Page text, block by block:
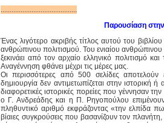
..........................................
Παρουσίαση
Ένας λιγότερο ακριβής τίτλος αυτού του
ανθρώπινου πολιτισμού. Του ενιαίου
ξεκινάει από τον αρχαίο ελληνικό πολιτισμό
Αναγέννηση φθάνει μέχρι τις μέρες μας.
Οι περισσότερες από 500 σελίδες
δημιουργία δεν αντιμετωπίζεται στην ιστορική
διαφορετικές ιστορικές πορείες που γέννησαν
ο Γ. Ανδρεάδης και η Π. Ρηγοπούλου επιμένουν
πληθυντικό αριθμό εκφράζοντας «την ελπίδα
βίαιες συγκρούσεις που βασανίζουν τον